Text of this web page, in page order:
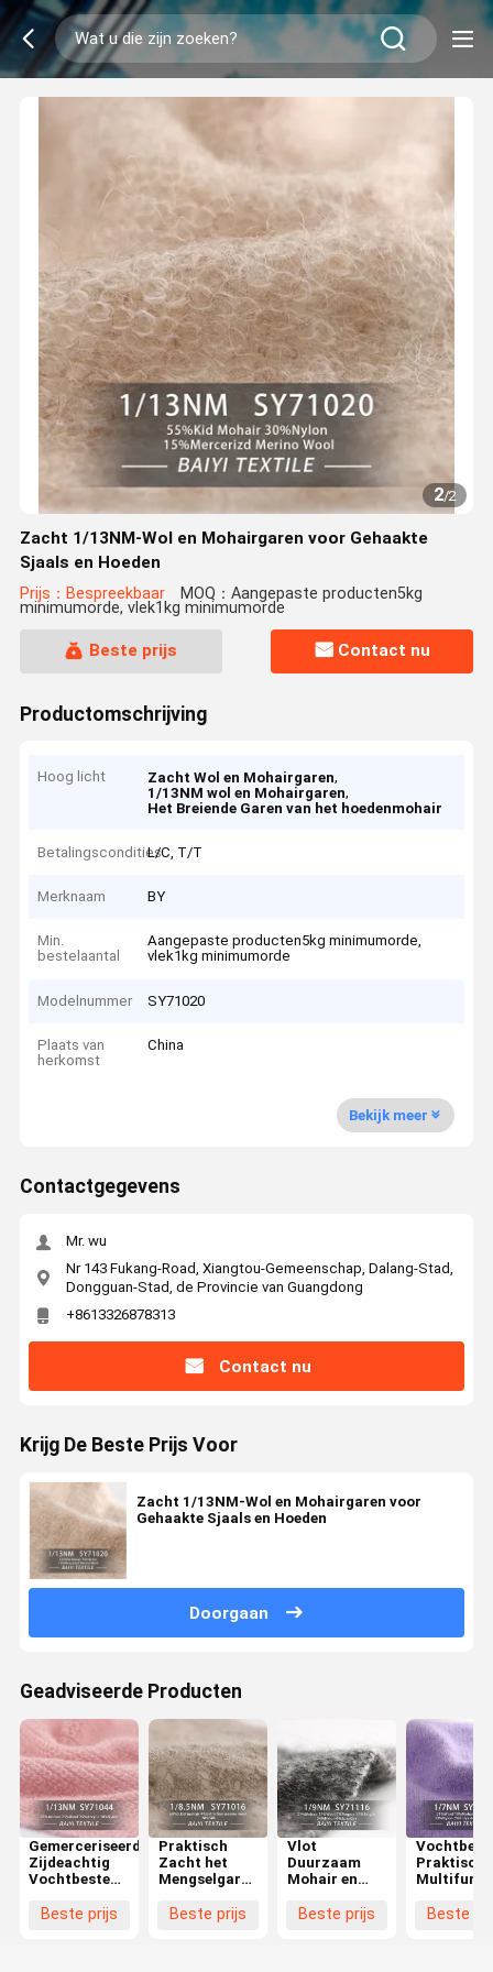
2/2
Zacht 1/13NM-Wol en Mohairgaren voor Gehaakte
Sjaals en Hoeden
Prijs：Bespreekbaar MOQ：Aangepaste producten5kg
minimumorde, vlek1kg minimumorde
Beste prijs Contact nu
Productomschrijving
Hoog licht Zacht Wol en Mohairgaren,
1/13NM wol en Mohairgaren,
Het Breiende Garen van het hoedenmohair
BetalingsconditiesL/C, T/T
Merknaam BY
Min.
bestelaantal
Aangepaste producten5kg minimumorde,
vlek1kg minimumorde
Modelnummer SY71020
Plaats van
herkomst
China
Bekijk meer
Contactgegevens
Mr. wu
Nr 143 Fukang-Road, Xiangtou-Gemeenschap, Dalang-Stad,
Dongguan-Stad, de Provincie van Guangdong
+8613326878313
Contact nu
Krijg De Beste Prijs Voor
Zacht 1/13NM-Wol en Mohairgaren voor
Gehaakte Sjaals en Hoeden
Doorgaan
Geadviseerde Producten
Gemerceriseerd
Zijdeachtig
Vochtbestendig
Garenmengsel
Beste prijs
Praktisch
Zacht het
Mengselgaren
Mohairzijde,
Beste prijs
Vlot
Duurzaam
Mohair en
1/9NM Anti
Beste prijs
Praktische
Mohair
Beste